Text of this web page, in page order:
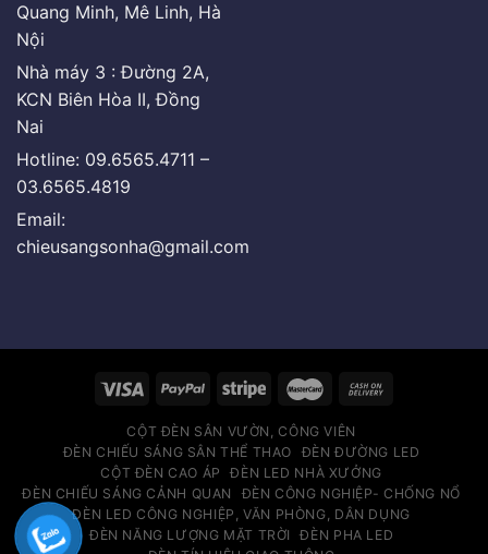
Quang Minh, Mê Linh, Hà
Nội
Nhà máy 3 : Đường 2A,
KCN Biên Hòa II, Đồng
Nai
Hotline: 09.6565.4711 –
03.6565.4819
Email:
chieusangsonha@gmail.com
CỘT ĐÈN SÂN VƯỜN, CÔNG VIÊN
ĐÈN CHIẾU SÁNG SÂN THỂ THAO
ĐÈN ĐƯỜNG LED
CỘT ĐÈN CAO ÁP
ĐÈN LED NHÀ XƯỞNG
ĐÈN CHIẾU SÁNG CẢNH QUAN
ĐÈN CÔNG NGHIỆP- CHỐNG NỔ
ĐÈN LED CÔNG NGHIỆP, VĂN PHÒNG, DÂN DỤNG
ĐÈN NĂNG LƯỢNG MẶT TRỜI
ĐÈN PHA LED